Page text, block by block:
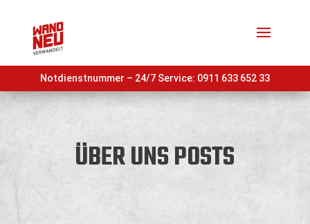
Notdienstnummer – 24/7 Service: 0911 633 652 33
ÜBER UNS POSTS